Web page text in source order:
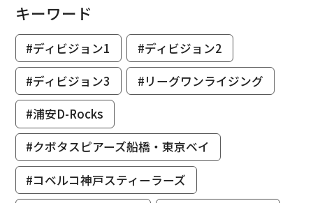
キーワード
#ディビジョン1
#ディビジョン2
#ディビジョン3
#リーグワンライジング
#浦安D-Rocks
#クボタスピアーズ船橋・東京ベイ
#コベルコ神戸スティーラーズ